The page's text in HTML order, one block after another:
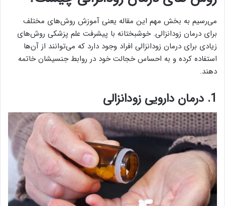
می‌رسیم به بخش مهم این مقاله یعنی آموزش روش‌های مختلف
برای درمان زودانزالی. خوشبختانه با پیشرفت علم پزشکی روش‌های
زیادی برای درمان زودانزالی افراد وجود دارد که می‌توانند از آن‌ها
استفاده کرده و به احساس خجالت خود در روابط جنسیشان خاتمه
دهند.
1. درمان دارویی زودانزالی